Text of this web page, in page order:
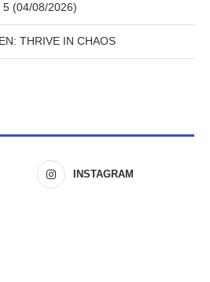
5 (04/08/2026)
THRIVE IN CHAOS
INSTAGRAM